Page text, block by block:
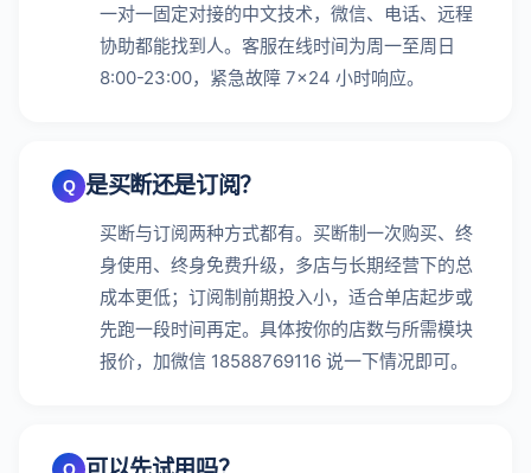
一对一固定对接的中文技术，微信、电话、远程
协助都能找到人。客服在线时间为周一至周日
8:00-23:00，紧急故障 7×24 小时响应。
Q 是买断还是订阅？
买断与订阅两种方式都有。买断制一次购买、终
身使用、终身免费升级，多店与长期经营下的总
成本更低；订阅制前期投入小，适合单店起步或
先跑一段时间再定。具体按你的店数与所需模块
报价，加微信 18588769116 说一下情况即可。
Q